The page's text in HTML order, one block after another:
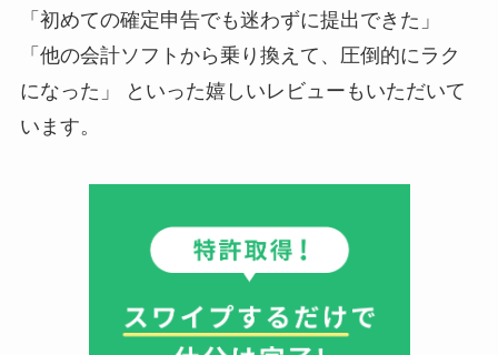
「初めての確定申告でも迷わずに提出できた」
「他の会計ソフトから乗り換えて、圧倒的にラク
になった」 といった嬉しいレビューもいただいて
います。